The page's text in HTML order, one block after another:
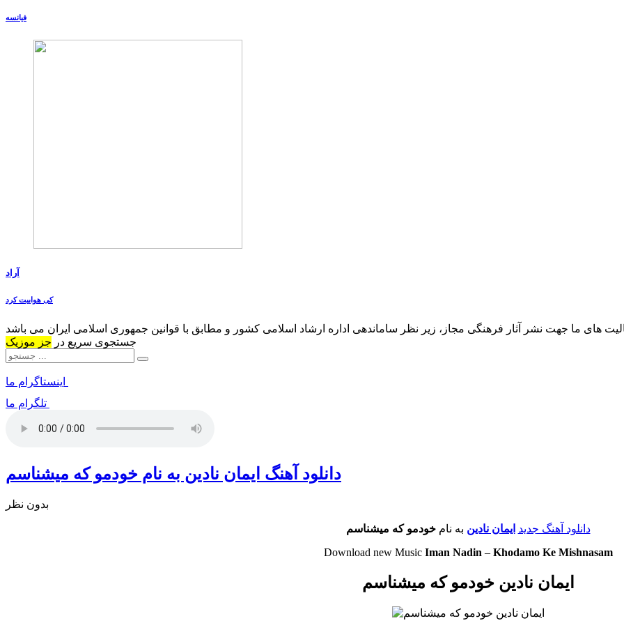
فیانسه
آراد
کی هواییت کرد
های ما جهت نشر آثار فرهنگی مجاز، زیر نظر ساماندهی اداره ارشاد اسلامی کشور و مطابق با قوانین جمهوری اسلامی ایران می باشد
جستجوی سریع در جز موزیک
اینستاگرام ما
تلگرام ما
دانلود آهنگ ایمان نادین به نام خودمو که میشناسم
بدون نظر
دانلود آهنگ جدید ایمان نادین به نامخودمو که میشناسم
Download new Music Iman Nadin – Khodamo Ke Mishnasam
ایمان نادین خودمو که میشناسم